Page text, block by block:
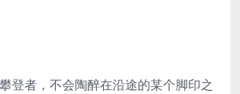
登者，不会陶醉在沿途的某个脚印之